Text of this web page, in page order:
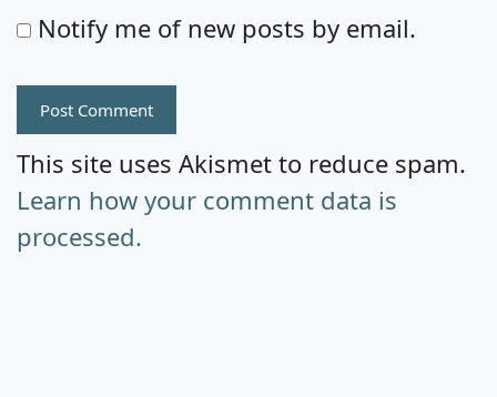
Notify me of new posts by email.
This site uses Akismet to reduce spam.
Learn how your comment data is
processed.